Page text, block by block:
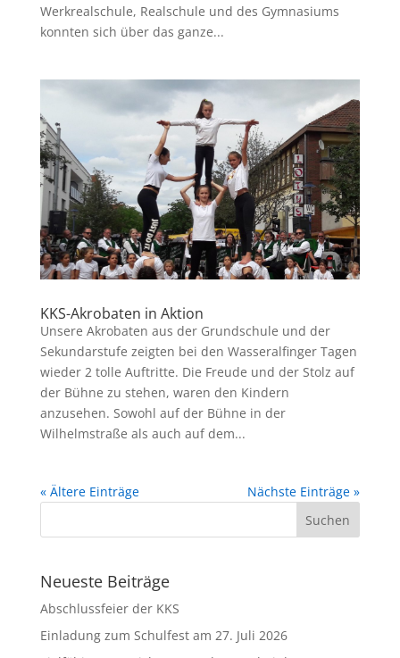
Werkrealschule, Realschule und des Gymnasiums
konnten sich über das ganze...
KKS-Akrobaten in Aktion
Unsere Akrobaten aus der Grundschule und der
Sekundarstufe zeigten bei den Wasseralfinger Tagen
wieder 2 tolle Auftritte. Die Freude und der Stolz auf
der Bühne zu stehen, waren den Kindern
anzusehen. Sowohl auf der Bühne in der
Wilhelmstraße als auch auf dem...
« Ältere Einträge Nächste Einträge »
Neueste Beiträge
Abschlussfeier der KKS
Einladung zum Schulfest am 27. Juli 2026